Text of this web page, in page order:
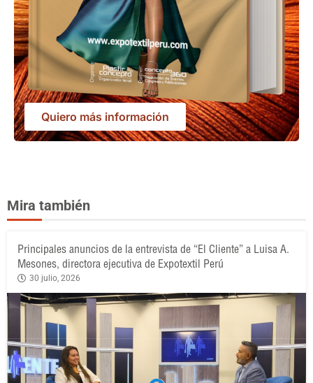
Quiero más información
Mira también
Principales anuncios de la entrevista de “El Cliente” a Luisa A.
Mesones, directora ejecutiva de Expotextil Perú
30 julio, 2026